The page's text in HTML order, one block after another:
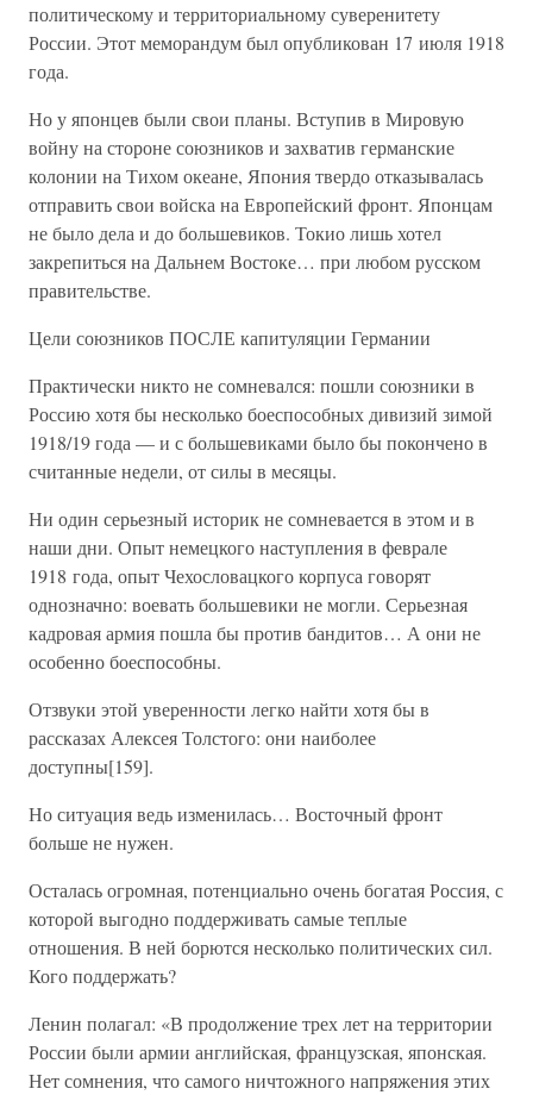
политическому и территориальному суверенитету
России. Этот меморандум был опубликован 17 июля 1918
года.
Но у японцев были свои планы. Вступив в Мировую
войну на стороне союзников и захватив германские
колонии на Тихом океане, Япония твердо отказывалась
отправить свои войска на Европейский фронт. Японцам
не было дела и до большевиков. Токио лишь хотел
закрепиться на Дальнем Востоке… при любом русском
правительстве.
Цели союзников ПОСЛЕ капитуляции Германии
Практически никто не сомневался: пошли союзники в
Россию хотя бы несколько боеспособных дивизий зимой
1918/19 года — и с большевиками было бы покончено в
считанные недели, от силы в месяцы.
Ни один серьезный историк не сомневается в этом и в
наши дни. Опыт немецкого наступления в феврале
1918 года, опыт Чехословацкого корпуса говорят
однозначно: воевать большевики не могли. Серьезная
кадровая армия пошла бы против бандитов… А они не
особенно боеспособны.
Отзвуки этой уверенности легко найти хотя бы в
рассказах Алексея Толстого: они наиболее
доступны[159].
Но ситуация ведь изменилась… Восточный фронт
больше не нужен.
Осталась огромная, потенциально очень богатая Россия, с
которой выгодно поддерживать самые теплые
отношения. В ней борются несколько политических сил.
Кого поддержать?
Ленин полагал: «В продолжение трех лет на территории
России были армии английская, французская, японская.
Нет сомнения, что самого ничтожного напряжения этих